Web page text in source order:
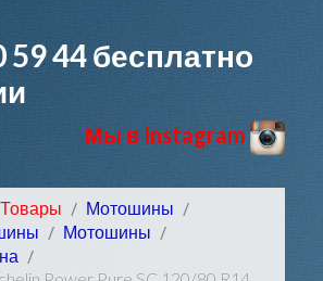
59 44бесплатно
Мы в Instagram
Товары
Мотошины
Мотошины